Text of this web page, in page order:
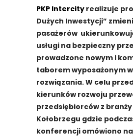
PKP Intercity realizuje
Dużych Inwestycji”
pasażerów
usługi na bezpieczny
prowadzone nowym i
taborem wyposażonym
rozwiązania. W celu
kierunków rozwoju
przedsiębiorców z branży
Kołobrzegu gdzie
konferencji omówiono